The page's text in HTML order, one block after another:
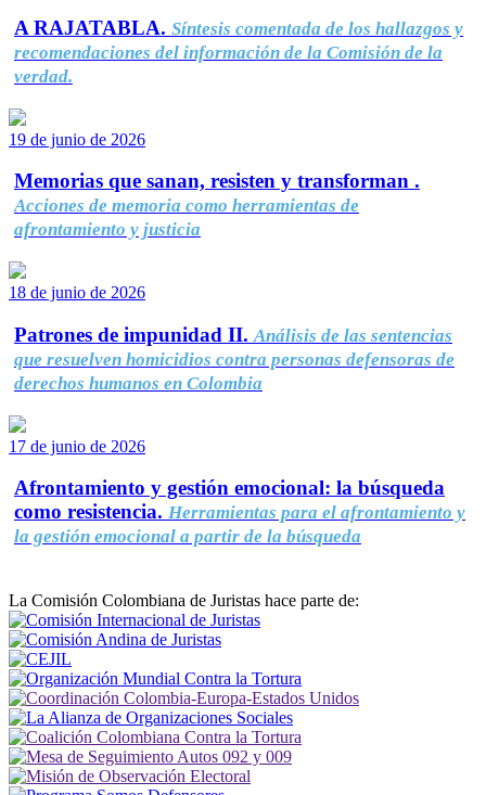
A RAJATABLA. Síntesis comentada de los hallazgos y
recomendaciones del información de la Comisión de la
verdad.
19 de junio de 2026
Memorias que sanan, resisten y transforman .
Acciones de memoria como herramientas de
afrontamiento y justicia
18 de junio de 2026
Patrones de impunidad II. Análisis de las sentencias
que resuelven homicidios contra personas defensoras de
derechos humanos en Colombia
17 de junio de 2026
Afrontamiento y gestión emocional: la búsqueda
como resistencia. Herramientas para el afrontamiento y
la gestión emocional a partir de la búsqueda
La Comisión Colombiana de Juristas hace parte de: